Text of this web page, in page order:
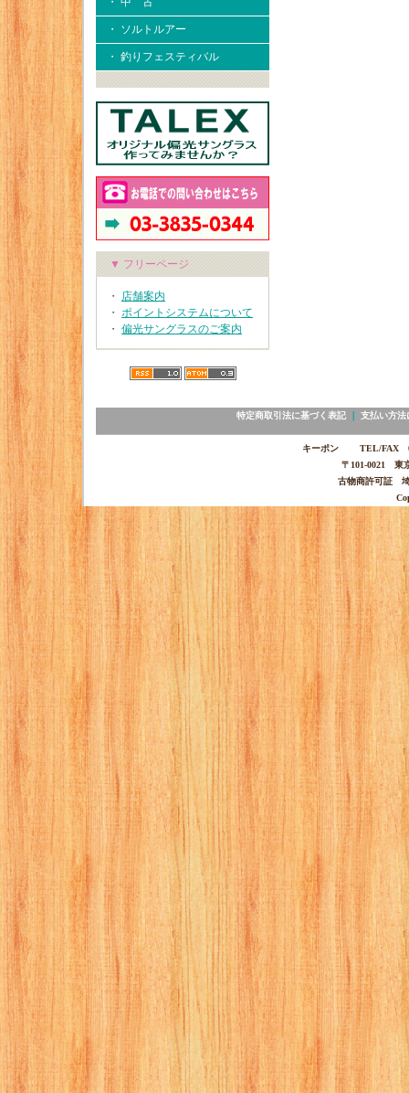
・ ソルトルアー
・ 釣りフェスティバル
▼ フリーページ
・ 店舗案内
・ ポイントシステムについて
・ 偏光サングラスのご案内
特定商取引法に基づく表記｜ 支払い方法
キーポン TEL/FAX
〒101-0021 東
古物商許可証